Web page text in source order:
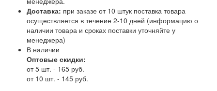
Доставка: при заказе от 10 штук поставка товара
осуществляется в течение 2-10 дней (информацию о
наличии товара и сроках поставки уточняйте у
менеджера)
В наличии
Оптовые скидки:
от 5 шт. - 165 руб.
от 10 шт. - 145 руб.